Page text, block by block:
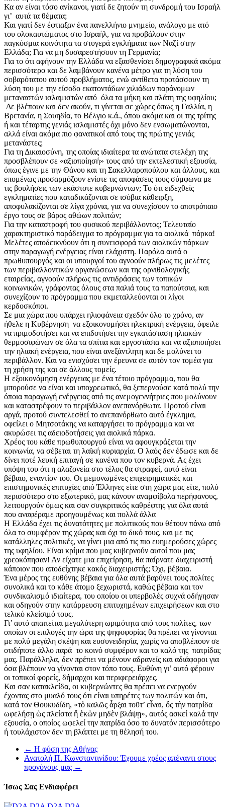
Κα αν είναι τόσο ανίκανοι, γιατί δε ζητούν τη συνδρομή του Ισραήλ
γι’ αυτά τα θέματα;
Και γιατί δεν έφτιαξαν ένα πανελλήνιο μνημείο, ανάλογο με ατό
του ολοκαυτώματος στο Ισραήλ, για να προβάλουν στην
παγκόσμια κοινότητα τα στυγερά εγκλήματα των Ναζί στην
Ελλάδα; Για να μη δυσαρεστήσουν τη Γερμανία;
Για το ότι αφήνουν την Ελλάδα να εξασθενίσει δημογραφικά ακόμα
περισσότερο και δε λαμβάνουν κανένα μέτρο για τη λύση του
σοβαρότατου αυτού προβλήματος, ενώ αντίθετα προτάσσουν τη
λύση του με την είσοδο εκατοντάδων χιλιάδων παράνομων
μεταναστών ισλαμιστών από όλα τα μήκη και πλάτη της υφηλίου;
Δε βλέπουν και δεν ακούν, τι γίνεται σε χώρες όπως η Γαλλία, η
Βρετανία, η Σουηδία, το Βέλγιο κ.ά., όπου ακόμα και οι της τρίτης
ή και τέταρτης γενιάς ισλαμιστές όχι μόνο δεν ενσωματώνονται,
αλλά είναι ακόμα πιο φανατικοί από τους της πρώτης γενιάς
μετανάστες;
Για τη Δικαιοσύνη, της οποίας ιδιαίτερα τα ανώτατα στελέχη της
προσβλέπουν σε «αξιοποίησή» τους από την εκτελεστική εξουσία,
όπως έγινε με την Θάνου και τη Σακελλαροπούλου και άλλους, και
επομένως προσαρμόζουν ενίοτε τις αποφάσεις τους σύμφωνα με
τις βουλήσεις των εκάστοτε κυβερνώντων; Το ότι ειδεχθείς
εγκληματίες που καταδικάζονται σε ισόβια κάθειρξη,
αποφυλακίζονται σε λίγα χρόνια, για να συνεχίσουν το αποτρόπαιο
έργο τους σε βάρος αθώων πολιτών;
Για την καταστροφή του φυσικού περιβάλλοντος; Τελευταίο
χαρακτηριστικό παράδειγμα το πρόγραμμα για τα αιολικά πάρκα!
Μελέτες αποδεικνύουν ότι η συνεισφορά των αιολικών πάρκων
στην παραγωγή ενέργειας είναι ελάχιστη. Παρόλα αυτά ο
πρωθυπουργός και οι υπουργοί του αγνοούν πλήρως τις μελέτες
των περιβαλλοντικών οργανώσεων και της ορνιθολογικής
εταιρείας, αγνοούν πλήρως τις αντιδράσεις των τοπικών
κοινωνικών, γράφοντας όλους στα παλιά τους τα παπούτσια, και
συνεχίζουν το πρόγραμμα που εκμεταλλεύονται οι λίγοι
κερδοσκόποι.
Σε μια χώρα που υπάρχει ηλιοφάνεια σχεδόν όλο το χρόνο, αν
ήθελε η Κυβέρνηση να εξοικονομήσει ηλεκτρική ενέργεια, όφειλε
να πριμοδοτήσει και να επιδοτήσει την εγκατάσταση ηλιακών
θερμοσιφώνων σε όλα τα σπίτια και εργοστάσια και να αξιοποιήσει
την ηλιακή ενέργεια, που είναι ανεξάντλητη και δε μολύνει το
περιβάλλον. Και να ενισχύσει την έρευνα σε αυτόν τον τομέα για
τη χρήση της και σε άλλους τομείς.
Η εξοικονόμηση ενέργειας με ένα τέτοιο πρόγραμμα, που θα
μπορούσε να είναι και υποχρεωτικό, θα ξεπερνούσε κατά πολύ την
όποια παραγωγή ενέργειας από τις ανεμογεννήτριες που μολύνουν
και καταστρέφουν το περιβάλλον ανεπανόρθωτα. Προτού είναι
αργά, προτού συντελεσθεί το ανεπανόρθωτο αυτό έγκλημα,
οφείλει ο Μητσοτάκης να καταργήσει το πρόγραμμα και να
ακυρώσει τις αδειοδοτήσεις για αιολικά πάρκα.
Χρέος του κάθε πρωθυπουργού είναι να αφουγκράζεται την
κοινωνία, να σέβεται τη λαϊκή κυριαρχία. Ο λαός δεν έδωσε και δε
δίνει ποτέ λευκή επιταγή σε κανένα που τον κυβερνά. Ας έχει
υπόψη του ότι η αλαζονεία στο τέλος θα στραφεί, αυτό είναι
βέβαιο, εναντίον του. Οι μεμονωμένες επιχειρηματικές και
επιστημονικές επιτυχίες από Έλληνες είτε στη χώρα μας είτε, πολύ
περισσότερο στο εξωτερικό, μας κάνουν αναμφίβολα περήφανους,
λειτουργούν όμως και σαν συγκριτικός καθρέφτης για όλα αυτά
που αναφέραμε προηγουμένως και πολλά άλλα
Η Ελλάδα έχει τις δυνατότητες με πολιτικούς που θέτουν πάνω από
όλα το συμφέρον της χώρας και όχι το δικό τους, και με τις
κατάλληλες πολιτικές, να γίνει μια από τις πιο ευημερούσες χώρες
της υφηλίου. Είναι κρίμα που μας κυβερνούν αυτοί που μας
χρεοκόπησαν! Αν είχατε μια επιχείρηση, θα παίρνατε διαχειριστή
κάποιον που αποδείχτηκε κακός διαχειριστής; Όχι, βέβαια.
Ένα μέρος της ευθύνης βέβαια για όλα αυτά βαρύνει τους πολίτες
συνολικά και το κάθε άτομο ξεχωριστά, καθώς βέβαια και τον
συνδικαλισμό ιδιαίτερα, του οποίου οι υπερβολές συχνά οδήγησαν
και οδηγούν στην κατάρρευση επιτυχημένων επιχειρήσεων και στο
τελικό κλείσιμό τους.
Γι’ αυτό απαιτείται μεγαλύτερη ωριμότητα από τους πολίτες, των
οποίων οι επιλογές την ώρα της ψηφοφορίας θα πρέπει να γίνονται
με πολύ μεγάλη σκέψη και ευσυνειδησία, χωρίς να αποβλέπουν σε
οτιδήποτε άλλο παρά το κοινό συμφέρον και το καλό της πατρίδας
μας. Παράλληλα, δεν πρέπει να μένουν αδρανείς και αδιάφοροι για
όσα βλέπουν να γίνονται στον τόπο τους. Ευθύνη γι’ αυτό φέρουν
οι τοπικοί φορείς, δήμαρχοι και περιφερειάρχες.
Και σαν κατακλείδα, οι κυβερνώντες θα πρέπει να ενεργούν
έχοντας στο μυαλό τους ότι είναι υπηρέτες των πολιτών και ότι,
κατά τον Θουκυδίδη, «τὁ καλῶς ἆρξαι τοῦτ’ εἶναι, ὅς τὴν πατρίδα
ωφελήσῃ ὡς πλείστα ἤ ἑκὡν μηδὲν βλάψῃ», αυτός ασκεί καλά την
εξουσία, ο οποίος ωφελεί την πατρίδα όσο το δυνατόν περισσότερο
ή τουλάχιστον δεν τη βλάπτει με τη θέλησή του.
← Η φύση της Αθήνας
Ανατολή Π. Κωνσταντινίδου: Έχουμε χρέος απέναντι στους
προγόνους μας →
Ίσως Σας Ενδιαφέρει